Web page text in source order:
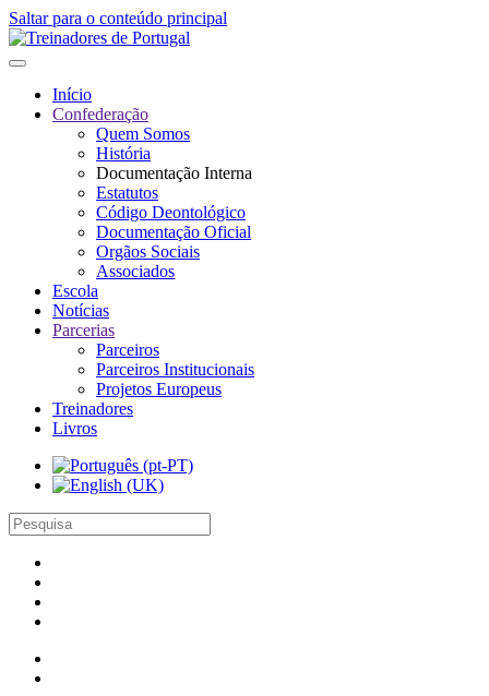
Saltar para o conteúdo principal
Início
Confederação
Quem Somos
História
Documentação Interna
Estatutos
Código Deontológico
Documentação Oficial
Orgãos Sociais
Associados
Escola
Notícias
Parcerias
Parceiros
Parceiros Institucionais
Projetos Europeus
Treinadores
Livros